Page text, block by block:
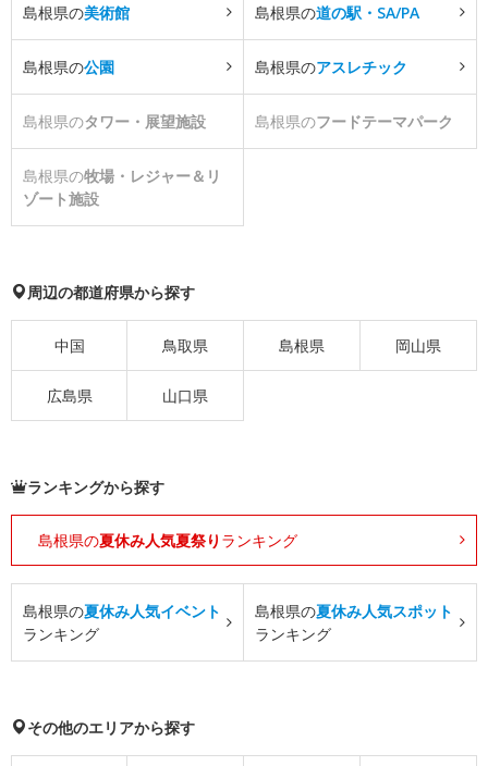
島根県の美術館 島根県の道の駅・SA/PA
島根県の公園 島根県のアスレチック
島根県のタワー・展望施設 島根県のフードテーマパーク
島根県の牧場・レジャー＆リ
ゾート施設
周辺の都道府県から探す
中国 鳥取県 島根県 岡山県
広島県 山口県
ランキングから探す
島根県の夏休み人気夏祭り ランキング
島根県の夏休み人気イベント
ランキング
島根県の夏休み人気スポット
ランキング
その他のエリアから探す